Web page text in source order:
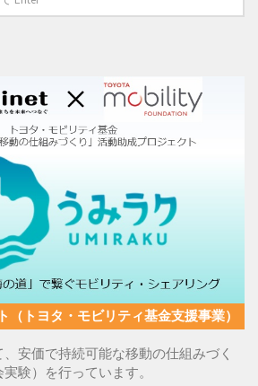
（トヨタ・モビリティ基金支援事業）
安価で持続可能な移動の仕組みづく
験）を行っています。